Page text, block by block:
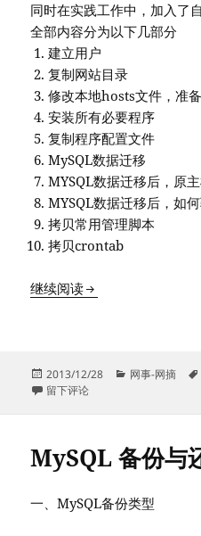
同时在实践工作中，加入了
全部内容分为以下几部分
建立用户
复制网站目录
修改本地hosts文件，准
安装所有必要程序
复制程序配置文件
MySQL数据迁移
MYSQL数据迁移后，原
MYSQL数据迁移后，如
拷贝常用管理脚本
拷贝crontab
继续阅读CentOS 6 Web服务
发
布
2013/12/28
分
网事-网摘
于CentOS 6 Web服务器迁移
留下评论
MySQL 备份与
一、MySQL备份类型